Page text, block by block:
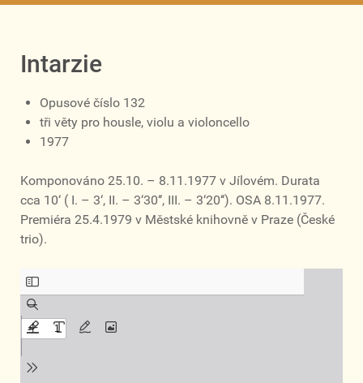
Intarzie
Opusové číslo 132
tři věty pro housle, violu a violoncello
1977
Komponováno 25.10. – 8.11.1977 v Jílovém. Durata
cca 10‘ ( I. – 3‘, II. – 3‘30‘‘, III. – 3‘20‘‘). OSA 8.11.1977.
Premiéra 25.4.1979 v Městské knihovně v Praze (České
trio).